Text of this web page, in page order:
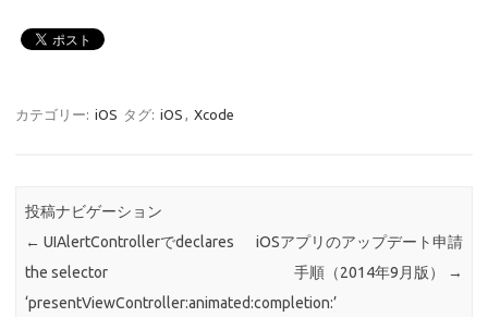
カテゴリー: iOS タグ: iOS , Xcode
投稿ナビゲーション
← UIAlertControllerでdeclares
the selector
‘presentViewController:animated:completion:’
iOSアプリのアップデート申請
手順（2014年9月版）
→